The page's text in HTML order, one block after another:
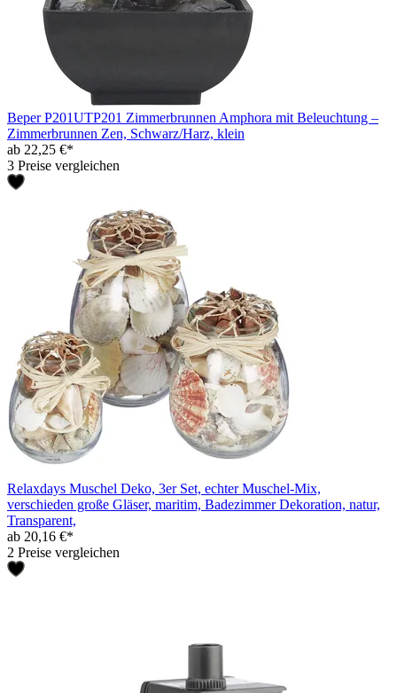
Beper P201UTP201 Zimmerbrunnen Amphora mit Beleuchtung –
Zimmerbrunnen Zen, Schwarz/Harz, klein
ab 22,25 €*
3 Preise vergleichen
Relaxdays Muschel Deko, 3er Set, echter Muschel-Mix,
verschieden große Gläser, maritim, Badezimmer Dekoration, natur,
Transparent,
ab 20,16 €*
2 Preise vergleichen